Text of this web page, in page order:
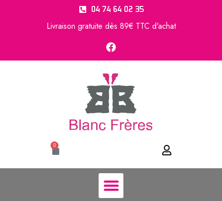
04 74 64 02 35
Livraison gratuite dès 89€ TTC d'achat
0